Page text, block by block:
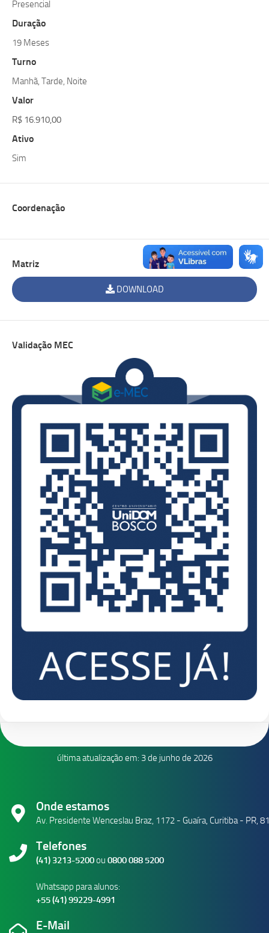
Presencial
Duração
19 Meses
Turno
Manhã, Tarde, Noite
Valor
R$ 16.910,00
Ativo
Sim
Coordenação
Matriz
DOWNLOAD
Validação MEC
última atualização em: 3 de junho de 2026
Onde estamos
Av. Presidente Wenceslau Braz, 1172 - Guaíra, Curitiba - PR,
Telefones
(41) 3213-5200ou 0800 088 5200
Whatsapp para alunos:
+55 (41) 99229-4991
E-Mail